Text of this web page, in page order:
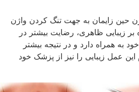
حین زایمان به جهت تنگ کردن واژن
زیبایی ظاهری، رضایت بیشتر در
به همراه دارد و در نتیجه بیشتر
عمل زیبایی را نیز از پزشک خود